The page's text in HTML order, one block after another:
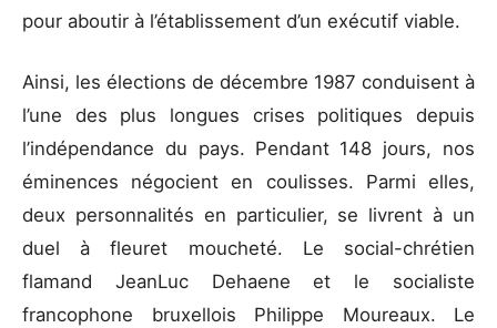
pour aboutir à l’établissement d’un exécutif viable.
Ainsi, les élections de décembre 1987 conduisent à
l’une des plus longues crises politiques depuis
l’indépendance du pays. Pendant 148 jours, nos
éminences négocient en coulisses. Parmi elles,
deux personnalités en particulier, se livrent à un
duel à fleuret moucheté. Le social-chrétien
flamand JeanLuc Dehaene et le socialiste
francophone bruxellois Philippe Moureaux. Le